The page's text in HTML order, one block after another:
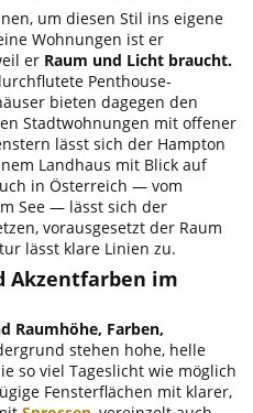
um diesen Stil ins eigene
Wohnungen ist er
er Raum und Licht braucht.
Penthouse-
bieten dagegen den
Stadtwohnungen mit offener
lässt sich der Hampton
Landhaus mit Blick auf
in Österreich — vom
See — lässt sich der
vorausgesetzt der Raum
lässt klare Linien zu.
Akzentfarben im
Raumhöhe, Farben,
stehen hohe, helle
so viel Tageslicht wie möglich
Fensterflächen mit klarer,